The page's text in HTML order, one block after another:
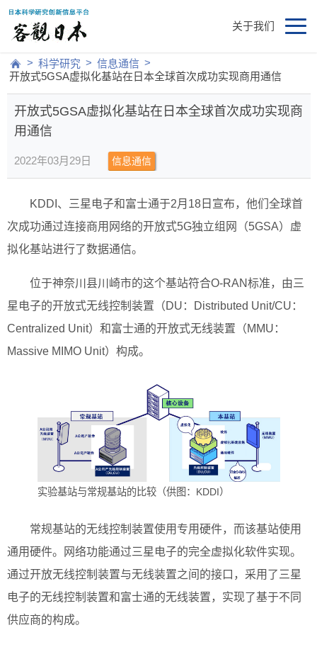
关于我们
> 科学研究 > 信息通信 >
开放式5GSA虚拟化基站在日本全球首次成功实现商用通信
开放式5GSA虚拟化基站在日本全球首次成功实现商
用通信
2022年03月29日 信息通信
KDDI、三星电子和富士通于2月18日宣布，他们全球首
次成功通过连接商用网络的开放式5G独立组网（5GSA）虚
拟化基站进行了数据通信。
位于神奈川县川崎市的这个基站符合O-RAN标准，由三
星电子的开放式无线控制装置（DU：Distributed Unit/CU：
Centralized Unit）和富士通的开放式无线装置（MMU：
Massive MIMO Unit）构成。
实验基站与常规基站的比较（供图：KDDI）
常规基站的无线控制装置使用专用硬件，而该基站使用
通用硬件。网络功能通过三星电子的完全虚拟化软件实现。
通过开放无线控制装置与无线装置之间的接口，采用了三星
电子的无线控制装置和富士通的无线装置，实现了基于不同
供应商的构成。